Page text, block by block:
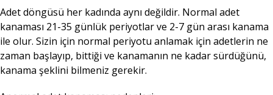
Adet döngüsü her kadında aynı değildir. Normal adet
kanaması 21-35 günlük periyotlar ve 2-7 gün arası kanama
ile olur. Sizin için normal periyotu anlamak için adetlerin ne
zaman başlayıp, bittiği ve kanamanın ne kadar sürdüğünü,
kanama şeklini bilmeniz gerekir.